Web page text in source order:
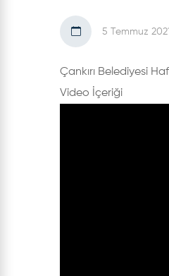
5 Temmuz 2021
Çankırı Belediyesi
Video İçeriği